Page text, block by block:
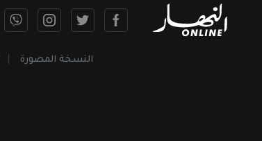
النسخة المصورة